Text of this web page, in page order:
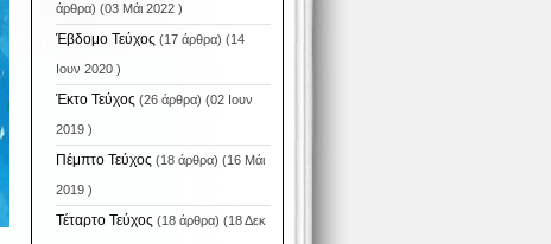
άρθρα) (03 Μάι 2022 )
Έβδομο Τεύχος (17 άρθρα) (14
Ιουν 2020 )
Έκτο Τεύχος (26 άρθρα) (02 Ιουν
2019 )
Πέμπτο Τεύχος (18 άρθρα) (16 Μάι
2019 )
Τέταρτο Τεύχος (18 άρθρα) (18 Δεκ